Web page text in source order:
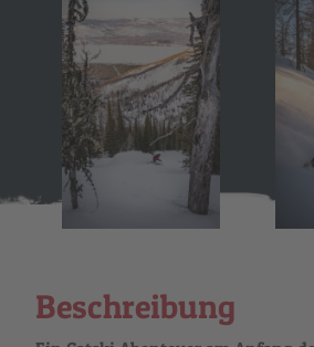
Beschreibung